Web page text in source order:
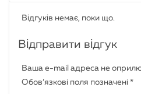
Відгуків немає, поки що.
Відправити відгук
Ваша e-mail адреса не
Обов’язкові поля позначені *